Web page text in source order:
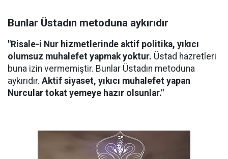
Bunlar Üstadın metoduna aykırıdır
"Risale-i Nur hizmetlerinde aktif politika, yıkıcı
olumsuz muhalefet yapmak yoktur. Üstad hazretleri
buna izin vermemiştir. Bunlar Üstadın metoduna
aykırıdır. Aktif siyaset, yıkıcı muhalefet yapan
Nurcular tokat yemeye hazır olsunlar."